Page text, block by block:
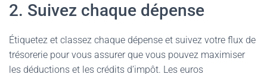
2. Suivez chaque dépense
Étiquetez et classez chaque dépense et suivez votre flux de
trésorerie pour vous assurer que vous pouvez maximiser
les déductions et les crédits d’impôt. Les euros